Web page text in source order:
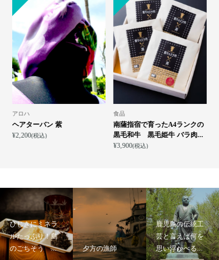
アロハ
ヘアターバン 紫
¥2,200(税込)
食品
南薩指宿で育ったA4ランクの
黒毛和牛 黒毛姫牛 バラ肉...
¥3,900(税込)
ひじきにミネラ
ルたっぷり！島
のごちそう ...
夕方の漁師
鹿児島の伝統工
芸と言えば何を
思い浮かべる...